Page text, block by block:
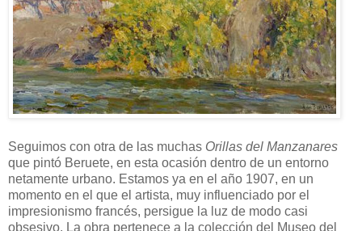
Seguimos con otra de las muchas Orillas del Manzanares
que pintó Beruete, en esta ocasión dentro de un entorno
netamente urbano. Estamos ya en el año 1907, en un
momento en el que el artista, muy influenciado por el
impresionismo francés, persigue la luz de modo casi
obsesivo. La obra pertenece a la colección del Museo del